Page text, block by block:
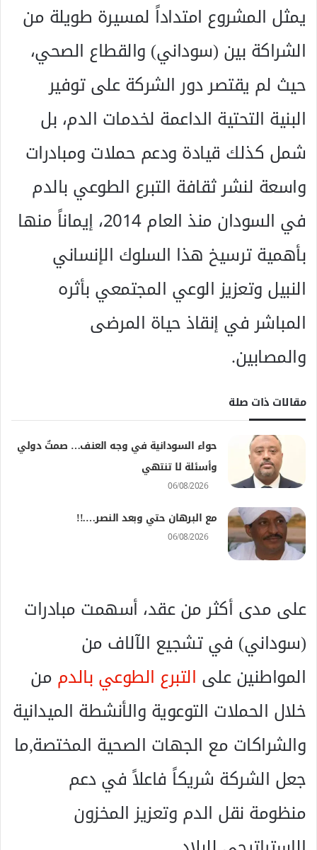
يمثل المشروع امتداداً لمسيرة طويلة من
الشراكة بين (سوداني) والقطاع الصحي،
حيث لم يقتصر دور الشركة على توفير
البنية التحتية الداعمة لخدمات الدم، بل
شمل كذلك قيادة ودعم حملات ومبادرات
واسعة لنشر ثقافة التبرع الطوعي بالدم
في السودان منذ العام 2014، إيماناً منها
بأهمية ترسيخ هذا السلوك الإنساني
النبيل وتعزيز الوعي المجتمعي بأثره
المباشر في إنقاذ حياة المرضى
والمصابين.
مقالات ذات صلة
حواء السودانية في وجه العنف… صمتٌ دولي
وأسئلة لا تنتهي
06/08/2026
مع البرهان حتي وبعد النصر….!!
06/08/2026
على مدى أكثر من عقد، أسهمت مبادرات
(سوداني) في تشجيع الآلاف من
المواطنين على التبرع الطوعي بالدممن
خلال الحملات التوعوية والأنشطة الميدانية
والشراكات مع الجهات الصحية المختصة,ما
جعل الشركة شريكاً فاعلاً في دعم
منظومة نقل الدم وتعزيز المخزون